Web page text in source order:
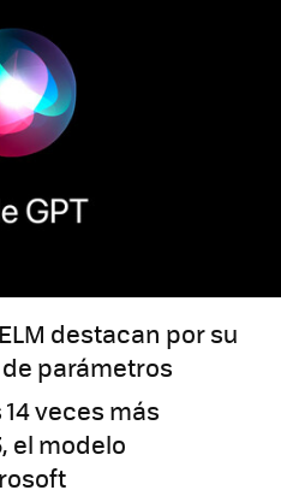
destacan por su
parámetros
veces más
el modelo